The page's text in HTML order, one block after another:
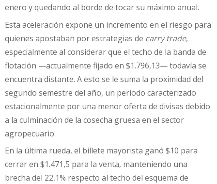
enero y quedando al borde de tocar su máximo anual.
Esta aceleración expone un incremento en el riesgo para
quienes apostaban por estrategias de carry trade,
especialmente al considerar que el techo de la banda de
flotación —actualmente fijado en $1.796,13— todavía se
encuentra distante. A esto se le suma la proximidad del
segundo semestre del año, un período caracterizado
estacionalmente por una menor oferta de divisas debido
a la culminación de la cosecha gruesa en el sector
agropecuario.
En la última rueda, el billete mayorista ganó $10 para
cerrar en $1.471,5 para la venta, manteniendo una
brecha del 22,1% respecto al techo del esquema de